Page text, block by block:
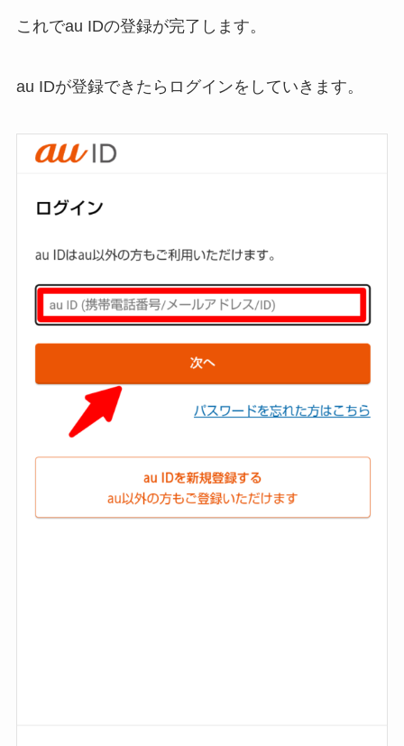
これでau IDの登録が完了します。
au IDが登録できたらログインをしていきます。